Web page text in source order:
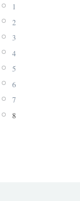
1
2
3
4
5
6
7
8